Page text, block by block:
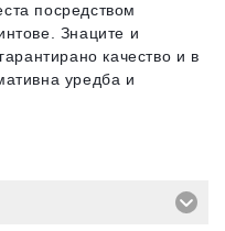
посредством
Знаците и
качество и в
уредба и